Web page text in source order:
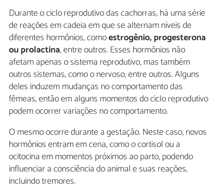
Durante o ciclo reprodutivo das cachorras, há uma série
de reações em cadeia em que se alternam níveis de
diferentes hormônios, comoestrogênio, progesterona
ou prolactina, entre outros. Esses hormônios não
afetam apenas o sistema reprodutivo, mas também
outros sistemas, como o nervoso, entre outros. Alguns
deles induzem mudanças no comportamento das
fêmeas, então em alguns momentos do ciclo reprodutivo
podem ocorrer variações no comportamento.
O mesmo ocorre durante a gestação. Neste caso, novos
hormônios entram em cena, como o cortisol ou a
ocitocina em momentos próximos ao parto, podendo
influenciar a consciência do animal e suas reações,
incluindo tremores.